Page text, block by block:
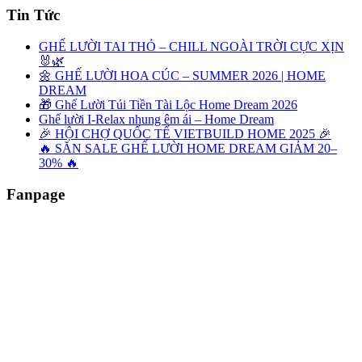
Tin Tức
GHẾ LƯỜI TAI THỎ – CHILL NGOÀI TRỜI CỰC XỊN
🐰🌿
🌼 GHẾ LƯỜI HOA CÚC – SUMMER 2026 | HOME
DREAM
🎁 Ghế Lười Túi Tiền Tài Lộc Home Dream 2026
Ghế lười I-Relax nhung êm ái – Home Dream
🎉 HỘI CHỢ QUỐC TẾ VIETBUILD HOME 2025 🎉
🔥 SĂN SALE GHẾ LƯỜI HOME DREAM GIẢM 20–
30% 🔥
Fanpage